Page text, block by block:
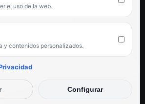
5 EN GOOGLE
varias ocasiones y siempre dan respuesta.
de 10.»
el uso de la web.
y contenidos personalizados.
Configurar